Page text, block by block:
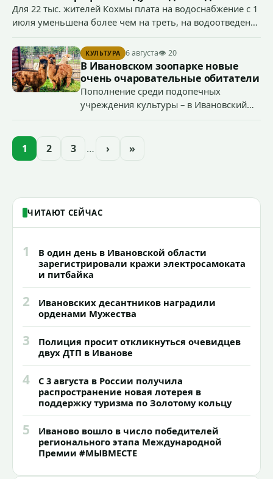
Для 22 тыс. жителей Кохмы плата на водоснабжение с 1
июля уменьшена более чем на треть, на водоотведение
началу работы в городе областного предприятия
«Водоканал.
КУЛЬТУРА 6 августа👁 20
В Ивановском зоопарке новые
очень очаровательные обитатели
Пополнение среди подопечных
учреждения культуры – в Ивановский
областей (самцу - 6 месяцев, самочке —
1 2 3 … › »
ЧИТАЮТ СЕЙЧАС
1
В один день в Ивановской области
зарегистрировали кражи электросамоката
и питбайка
2
Ивановских десантников наградили
орденами Мужества
3
Полиция просит откликнуться очевидцев
двух ДТП в Иванове
4
С 3 августа в России получила
распространение новая лотерея в
поддержку туризма по Золотому кольцу
5
Иваново вошло в число победителей
регионального этапа Международной
Премии #МЫВМЕСТЕ